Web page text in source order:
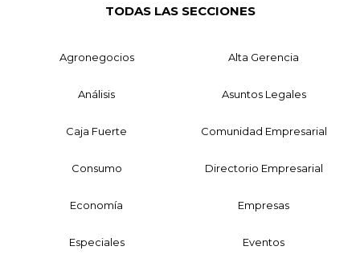
TODAS LAS SECCIONES
Agronegocios Alta Gerencia
Análisis Asuntos Legales
Caja Fuerte Comunidad Empresarial
Consumo Directorio Empresarial
Economía Empresas
Especiales Eventos